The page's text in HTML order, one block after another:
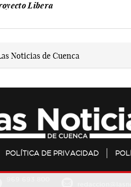
Libera
POLÍTICA DE PRIVACIDAD